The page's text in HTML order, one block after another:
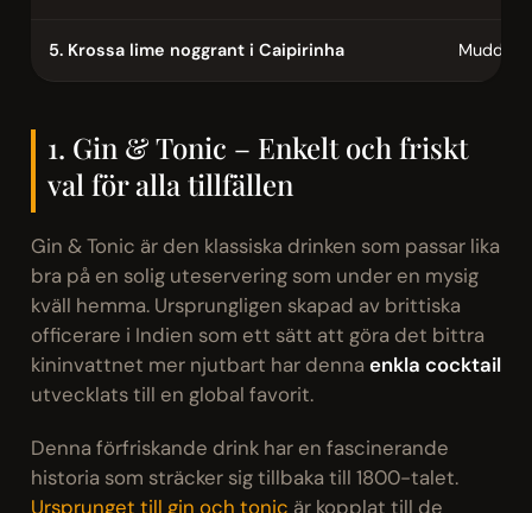
5. Krossa lime noggrant i Caipirinha Muddla
1. Gin & Tonic – Enkelt och friskt
val för alla tillfällen
Gin & Tonic är den klassiska drinken som passar lika
bra på en solig uteservering som under en mysig
kväll hemma. Ursprungligen skapad av brittiska
officerare i Indien som ett sätt att göra det bittra
kininvattnet mer njutbart har denna enkla cocktail
utvecklats till en global favorit.
Denna förfriskande drink har en fascinerande
historia som sträcker sig tillbaka till 1800-talet.
Ursprunget till gin och tonic är kopplat till de